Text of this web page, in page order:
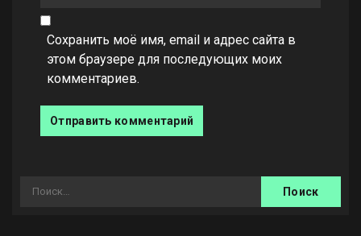
Сохранить моё имя, email и адрес сайта в
этом браузере для последующих моих
комментариев.
Найти: